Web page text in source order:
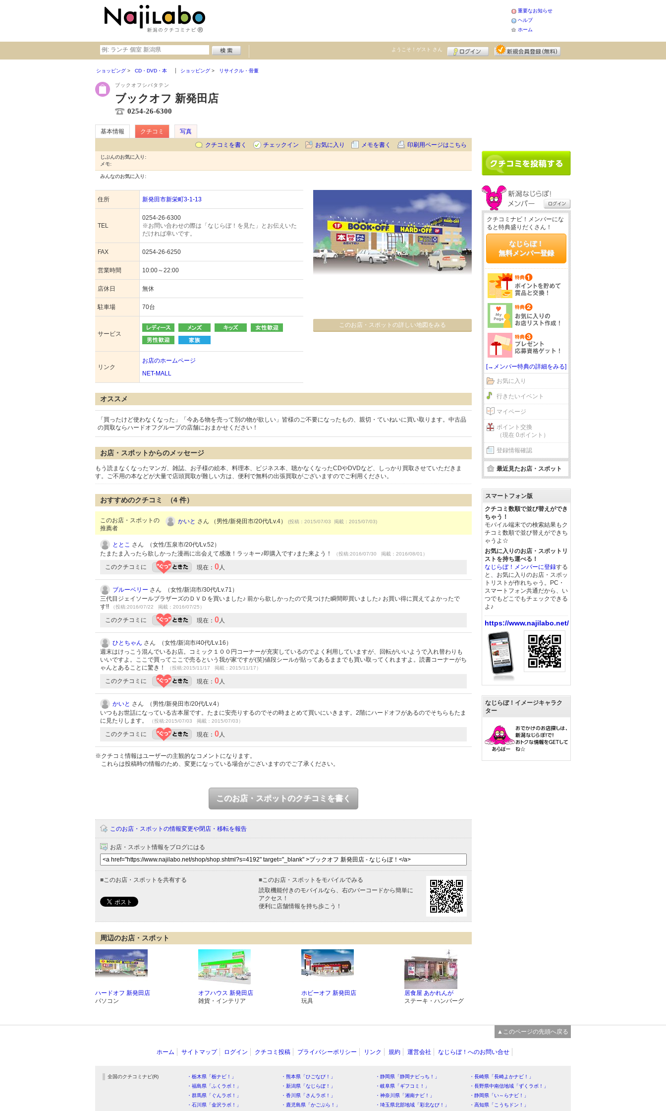
重要なお知らせ
ヘルプ
ホーム
ようこそ！ ゲスト さん
ショッピング CD・DVD・本 ショッピング リサイクル・骨董
ブックオフシバタテン
ブックオフ 新発田店
0254-26-6300
基本情報 クチコミ
写真
クチコミを書く
チェックイン お気に入り メモを書く 印刷用ページはこちら
じぶんのお気に入り:
メモ:
みんなのお気に入り:
住所 新発田市新栄町3-1-13
TEL
0254-26-6300
※お問い合わせの際は「なじらぼ！を見た」とお伝えいた
だければ幸いです。
FAX 0254-26-6250
営業時間 10:00～22:00
店休日 無休
駐車場 70台
サービス
リンク
お店のホームページ
NET-MALL
このお店・スポットの詳しい地図をみる
オススメ
「買ったけど使わなくなった」「今ある物を売って別の物が欲しい」皆様のご不要になったもの、親切・ていねいに買い取ります。中古品
の買取ならハードオフグループの店舗におまかせください！
お店・スポットからのメッセージ
もう読まなくなったマンガ、雑誌、お子様の絵本、料理本、ビジネス本、聴かなくなったCDやDVDなど、しっかり買取させていただきま
す。ご不用の本などが大量で店頭買取が難しい方は、便利で無料の出張買取がございますのでご利用ください。
おすすめのクチコミ （4 件）
このお店・スポットの
推薦者
かいと さん （男性/新発田市/20代/Lv.4） (投稿：2015/07/03 掲載：2015/07/03)
ととこ さん （女性/五泉市/20代/Lv.52）
たまたま入ったら欲しかった漫画に出会えて感激！ラッキー♪即購入です♪また来よう！
（投稿:2016/07/30 掲載：2016/08/01）
このクチコミに 現在： 0人
ブルーベリー さん （女性/新潟市/30代/Lv.71）
三代目ジェイソールブラザーズのＤＶＤを買いました♪ 前から欲しかったので見つけた瞬間即買いました♪ お買い得に買えてよかったで
す!!
（投稿:2016/07/22 掲載：2016/07/25）
このクチコミに 現在： 0人
ひとちゃん さん （女性/新潟市/40代/Lv.16）
週末はけっこう混んでいるお店。コミック１００円コーナーが充実しているのでよく利用していますが、回転がいいようで入れ替わりも
いいですよ。ここで買ってここで売るという我が家ですが(笑)値段シールが貼ってあるままでも買い取ってくれますよ。読書コーナーがち
ゃんとあることに驚き！
（投稿:2015/11/17 掲載：2015/11/17）
このクチコミに 現在： 0人
かいと さん （男性/新発田市/20代/Lv.4）
いつもお世話になっている古本屋です。たまに安売りするのでその時まとめて買いにいきます。2階にハードオフがあるのでそちらもたま
に見たりします。
（投稿:2015/07/03 掲載：2015/07/03）
このクチコミに 現在： 0人
※クチコミ情報はユーザーの主観的なコメントになります。
これらは投稿時の情報のため、変更になっている場合がございますのでご了承ください。
このお店・スポットのクチコミを書く
このお店・スポットの情報変更や閉店・移転を報告
お店・スポット情報をブログにはる
■このお店・スポットを共有する ■このお店・スポットをモバイルでみる
読取機能付きのモバイルなら、右のバーコードから簡単に
アクセス！
便利に店舗情報を持ち歩こう！
周辺のお店・スポット
ハードオフ 新発田店
パソコン
オフハウス 新発田店
雑貨・インテリア
ホビーオフ 新発田店
玩具
居食屋 あかれんが
ステーキ・ハンバーグ
クチコミナビ！メンバーにな
ると特典盛りだくさん！
なじらぼ！
無料メンバー登録
[→メンバー特典の詳細をみる]
お気に入り
行きたいイベント
マイページ
ポイント交換
（現在 0ポイント）
登録情報確認
最近見たお店・スポット
スマートフォン版
クチコミ数順で並び替えができ
ちゃう！
モバイル端末での検索結果もク
チコミ数順で並び替えができち
ゃうよ☆
お気に入りのお店・スポットリ
ストを持ち運べる！
なじらぼ！メンバーに登録する
と、お気に入りのお店・スポッ
トリストが作れちゃう。PC・
スマートフォン共通だから、い
つでもどこでもチェックできる
よ♪
https://www.najilabo.net/
なじらぼ！イメージキャラク
ター
▲このページの先頭へ戻る
ホーム サイトマップ ログイン クチコミ投稿 プライバシーポリシー リンク 規約 運営会社 なじらぼ！へのお問い合せ
全国のクチコミナビ(R) ・栃木県「栃ナビ！」 ・熊本県「ひごなび！」 ・静岡県「静岡ナビっち！」
・長崎県「長崎よかナビ！」
・福島県「ふくラボ！」
・新潟県「なじらぼ！」 ・岐阜県「ギフコミ！」
・長野県中南信地域「ずくラボ！」
・群馬県「ぐんラボ！」
・香川県「さんラボ！」 ・神奈川県「湘南ナビ！」
・静岡県「い～らナビ！」
・石川県「金沢ラボ！」
・鹿児島県「かごぶら！」 ・埼玉県北部地域「彩北なび！」 ・高知県「こうちドン！」